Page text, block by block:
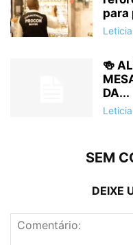
para
🍻
DA...
SEM
DEIXE